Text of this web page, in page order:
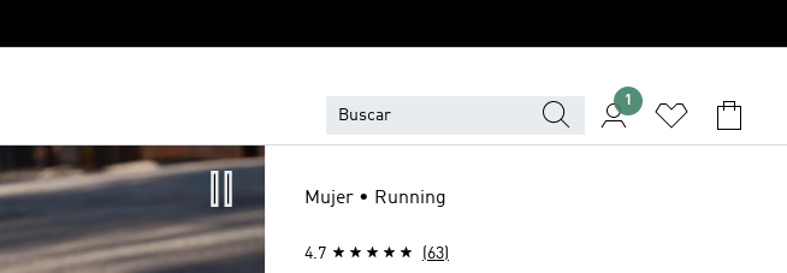
1
Mujer • Running
4.7 (63)